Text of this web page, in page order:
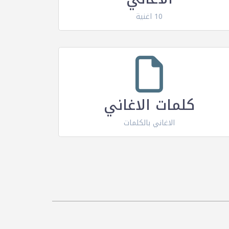
10 اغنية
كلمات الاغاني
الاغاني بالكلمات